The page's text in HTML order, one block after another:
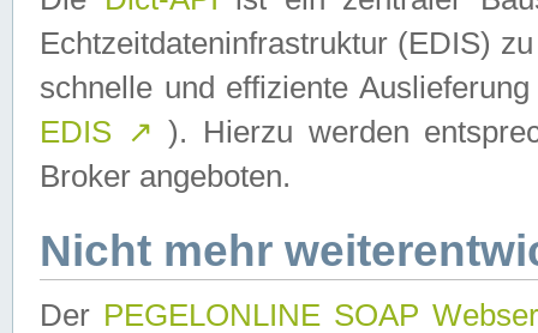
Echtzeitdateninfrastruktur (EDIS)
schnelle und effiziente
EDIS ↗ ). Hierzu werden
Broker angeboten.
Nicht mehr
Der PEGELONLINE SOAP